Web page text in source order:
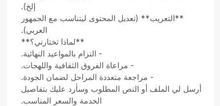
إلخ).
**التعريب** (تعديل المحتوى ليتناسب مع الجمهور
العربي).
**لماذا تختارني؟**
- التزام بالمواعيد النهائية.
- مراعاة الفروق الثقافية واللهجات.
- مراجعة متعددة المراحل لضمان الجودة.
أرسل لي الملف أو النص المطلوب وسأرد عليك بتفاصيل
الخدمة والسعر المناسب.